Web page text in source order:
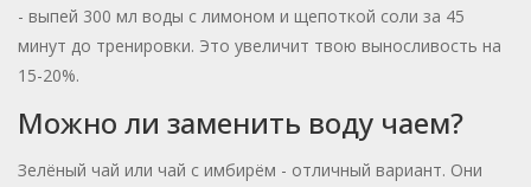
- выпей 300 мл воды с лимоном и щепоткой соли за 45
минут до тренировки. Это увеличит твою выносливость на
15-20%.
Можно ли заменить воду чаем?
Зелёный чай или чай с имбирём - отличный вариант. Они